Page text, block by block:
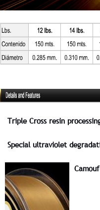
Triple Cross resin
Special ultraviolet